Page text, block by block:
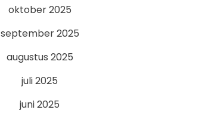
oktober 2025
september 2025
augustus 2025
juli 2025
juni 2025